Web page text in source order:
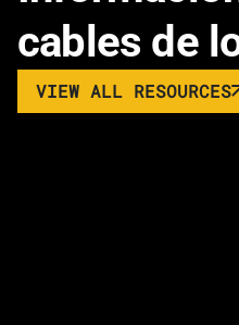
cables de
VIEW ALL RESOURCES